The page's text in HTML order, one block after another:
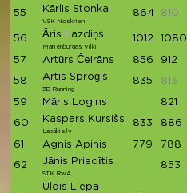
55 Kārlis Stonka
VSK Noskrien
864 810
56 Āris Lazdiņš
Marienburgas Vilki
1012 1080
57 Artūrs Čeirāns 856 912
58 Artis Sproģis
3D Running
835 813
59 Māris Logins 821
60 Kaspars Kursišs
Labākie.lv
833 886
61 Agnis Apinis 779 788
62 Jānis Priedītis
STK RwA
853
Uldis Liepa-